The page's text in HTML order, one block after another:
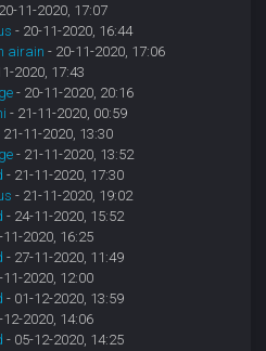
11-2020, 17:07
- 20-11-2020, 16:44
airain - 20-11-2020, 17:06
2020, 17:43
- 20-11-2020, 20:16
- 21-11-2020, 00:59
21-11-2020, 13:30
- 21-11-2020, 13:52
- 21-11-2020, 17:30
- 21-11-2020, 19:02
- 24-11-2020, 15:52
11-2020, 16:25
- 27-11-2020, 11:49
11-2020, 12:00
- 01-12-2020, 13:59
12-2020, 14:06
- 05-12-2020, 14:25